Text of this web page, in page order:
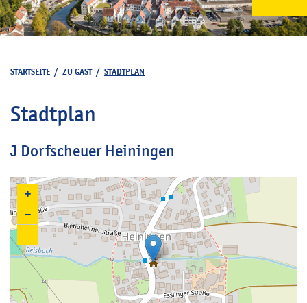
STARTSEITE / ZU GAST/ STADTPLAN
Stadtplan
J Dorfscheuer Heiningen
+
−